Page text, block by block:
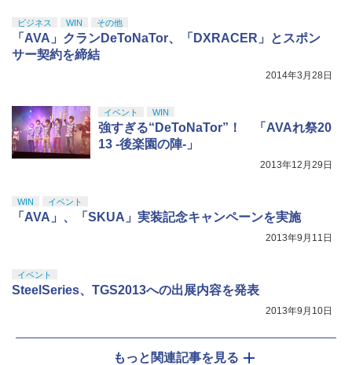
ビジネス WIN その他
「AVA」クランDeToNaTor、「DXRACER」とスポン
サー契約を締結
2014年3月28日
イベント WIN
強すぎる“DeToNaTor”！ 「AVAれ祭20
13 -後楽園の陣-」
2013年12月29日
WIN イベント
「AVA」、「SKUA」実装記念キャンペーンを実施
2013年9月11日
イベント
SteelSeries、TGS2013への出展内容を発表
2013年9月10日
もっと関連記事を見る